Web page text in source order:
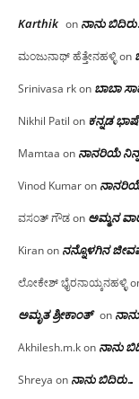
Karthik on ನಾನು
ಮಂಜುನಾಥ್ ಹೆತ್ತೇನಹಳ್ಳಿon
Srinivasa rkon ಬಾಬಾ
Nikhil Patil on ಕನ್ನಡ
Mamtaa on ನಾನರಿಯೆ
Vinod Kumaron
ವಸಂತ್ ಗೌಡon ಅಮ್ಮನ
Kiranon ನನ್ನೊಳಗಿನ
ಲೋಕೇಶ್ ಭೈರನಾಯ್ಕನಹಳ್ಳಿ
ಅಮೃತ ಶ್ರೀಕಾಂತ್ on
Akhilesh.m.kon ನಾನು
Shreya on ನಾನು ಬಿದಿರು…